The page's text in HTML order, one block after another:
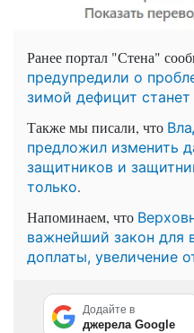
Ранее портал "Стена"
предупредили о
зимой дефицит
Также мы писали, что
предложил изменить
защитников и
только.
Напоминаем, что
важнейший закон для
доплаты, увеличение
Додайте в
джерела Google